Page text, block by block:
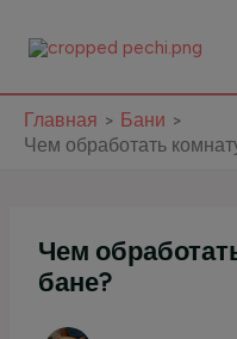
Главная
Бани
Чем обработать
Чем
бане?